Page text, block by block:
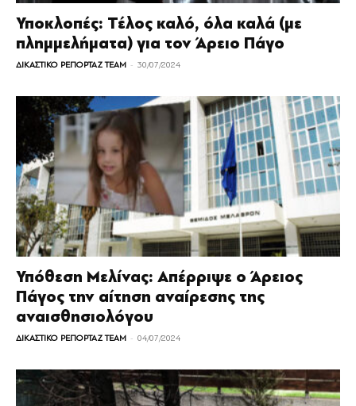
Υποκλοπές: Τέλος καλό, όλα καλά (με
πλημμελήματα) για τον Άρειο Πάγο
ΔΙΚΑΣΤΙΚΟ ΡΕΠΟΡΤΑΖ TEAM - 30/07/2024
Υπόθεση Μελίνας: Απέρριψε ο Άρειος
Πάγος την αίτηση αναίρεσης της
αναισθησιολόγου
ΔΙΚΑΣΤΙΚΟ ΡΕΠΟΡΤΑΖ TEAM - 04/07/2024